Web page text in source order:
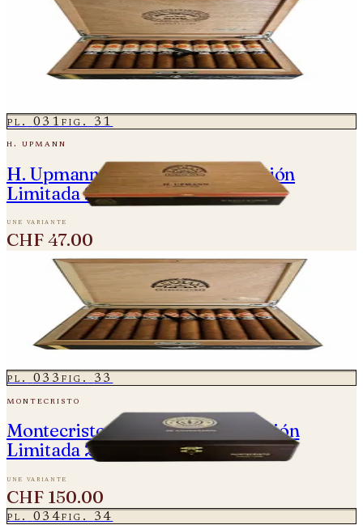
hoyo de monterrey
Hoyo de Monterrey Epicure No. 2 Reserva
Cosecha 2012
pl. 031fig. 31
h. upmann
H. Upmann Magnum Finite Edición
Limitada 2024
une variante
CHF 47.00
032fig. 32
h. upmann
H. Upmann No. 2 Reserva Cosecha 2010
2 variantes
pl. 033fig. 33
montecristo
Montecristo 80 Aniversario Edición
Limitada 2016 - Einzelne Zigarre
une variante
CHF 150.00
pl. 034fig. 34